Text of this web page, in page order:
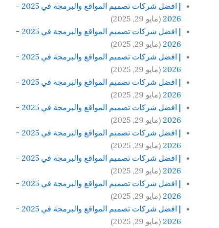
| افضل شركات تصميم المواقع والبرمجة في 2025 -
2026 (مايو 29, 2025)
| افضل شركات تصميم المواقع والبرمجة في 2025 -
2026 (مايو 29, 2025)
| افضل شركات تصميم المواقع والبرمجة في 2025 -
2026 (مايو 29, 2025)
| افضل شركات تصميم المواقع والبرمجة في 2025 -
2026 (مايو 29, 2025)
| افضل شركات تصميم المواقع والبرمجة في 2025 -
2026 (مايو 29, 2025)
| افضل شركات تصميم المواقع والبرمجة في 2025 -
2026 (مايو 29, 2025)
| افضل شركات تصميم المواقع والبرمجة في 2025 -
2026 (مايو 29, 2025)
| افضل شركات تصميم المواقع والبرمجة في 2025 -
2026 (مايو 29, 2025)
| افضل شركات تصميم المواقع والبرمجة في 2025 -
2026 (مايو 29, 2025)